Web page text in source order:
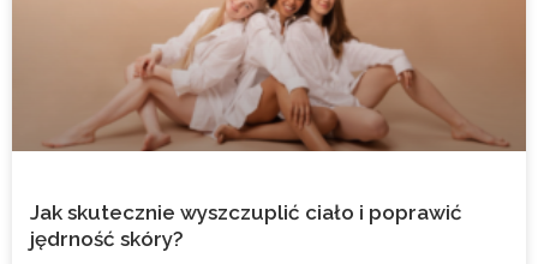
Jak skutecznie wyszczuplić ciało i poprawić
jędrność skóry?